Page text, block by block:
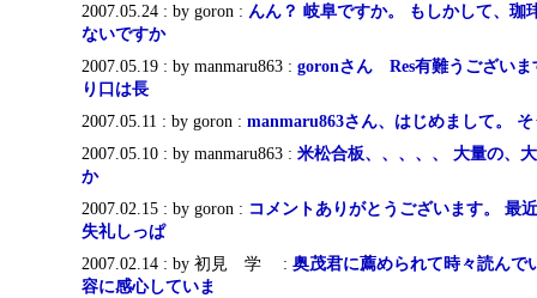
2007.05.24 : by goron : んん？ 岐阜ですか。 もしかして、珈
ないですか
2007.05.19 : by manmaru863 : goronさん Res有難うございま
り口は長
2007.05.11 : by goron : manmaru863さん、はじめまして。
2007.05.10 : by manmaru863 : 米松合板、、、、、 大量の、
か
2007.02.15 : by goron : コメントありがとうございます。 最
失礼しっぱ
2007.02.14 : by 初見 学 : 奥茂君に薦められて時々読んで
容に感心していま